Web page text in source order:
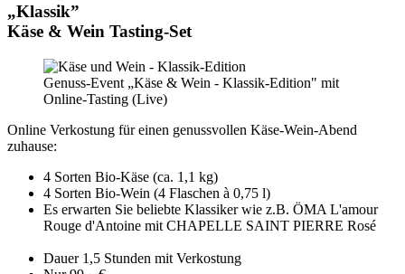
„Klassik”
Käse & Wein Tasting-Set
Genuss-Event „Käse & Wein - Klassik-Edition" mit
Online-Tasting (Live)
Online Verkostung für einen genussvollen Käse-Wein-Abend
zuhause:
4 Sorten Bio-Käse (ca. 1,1 kg)
4 Sorten Bio-Wein (4 Flaschen à 0,75 l)
Es erwarten Sie beliebte Klassiker wie z.B. ÖMA L'amour
Rouge d'Antoine mit CHAPELLE SAINT PIERRE Rosé
Dauer 1,5 Stunden mit Verkostung